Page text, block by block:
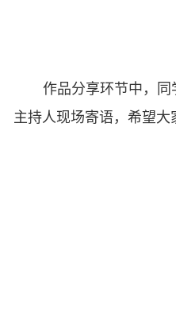
作品分享环节中，同
主持人现场寄语，希望大